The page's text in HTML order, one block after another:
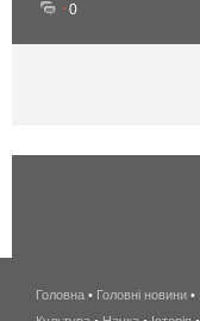
0
Головна • Головні новини •